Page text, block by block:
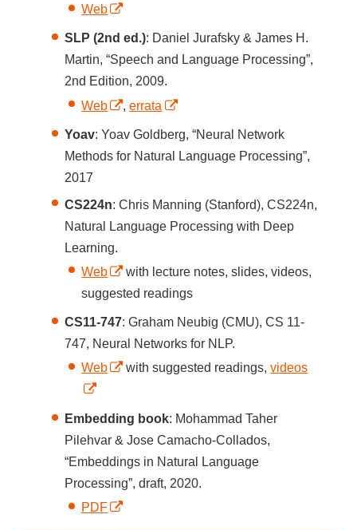
Web
SLP (2nd ed.): Daniel Jurafsky & James H.
Martin, “Speech and Language Processing”,
2nd Edition, 2009.
Web
,errata
Yoav: Yoav Goldberg, “Neural Network
Methods for Natural Language Processing”,
2017
CS224n: Chris Manning (Stanford), CS224n,
Natural Language Processing with Deep
Learning.
Web
with lecture notes, slides, videos,
suggested readings
CS11-747: Graham Neubig (CMU), CS 11-
747, Neural Networks for NLP.
Web
with suggested readings,videos
Embedding book: Mohammad Taher
Pilehvar & Jose Camacho-Collados,
“Embeddings in Natural Language
Processing”, draft, 2020.
PDF